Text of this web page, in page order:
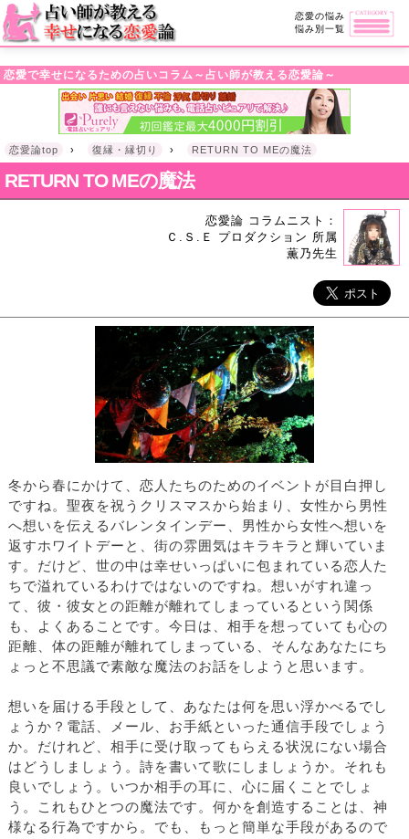
・!DOCTYPE html>l
恋愛の悩み
悩み別一覧
恋愛で幸せになるための占いコラム～占い師が教える恋愛論～
恋愛論top › 復縁・縁切り › RETURN TO MEの魔法
RETURN TO MEの魔法
恋愛論 コラムニスト：
Ｃ.Ｓ.Ｅ プロダクション 所属
薫乃先生
冬から春にかけて、恋人たちのためのイベントが目白押し
ですね。聖夜を祝うクリスマスから始まり、女性から男性
へ想いを伝えるバレンタインデー、男性から女性へ想いを
返すホワイトデーと、街の雰囲気はキラキラと輝いていま
す。だけど、世の中は幸せいっぱいに包まれている恋人た
ちで溢れているわけではないのですね。想いがすれ違っ
て、彼・彼女との距離が離れてしまっているという関係
も、よくあることです。今日は、相手を想っていても心の
距離、体の距離が離れてしまっている、そんなあなたにち
ょっと不思議で素敵な魔法のお話をしようと思います。
想いを届ける手段として、あなたは何を思い浮かべるでし
ょうか？電話、メール、お手紙といった通信手段でしょう
か。だけれど、相手に受け取ってもらえる状況にない場合
はどうしましょう。詩を書いて歌にしましょうか。それも
良いでしょう。いつか相手の耳に、心に届くことでしょ
う。これもひとつの魔法です。何かを創造することは、神
様なる行為ですから。でも、もっと簡単な手段があるので